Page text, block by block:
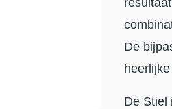
De
De Stiel